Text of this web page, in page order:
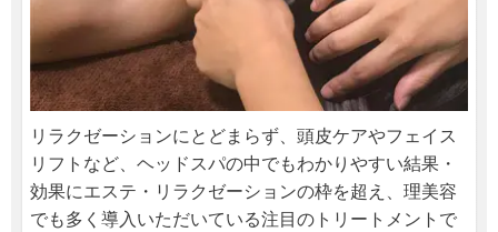
リラクゼーションにとどまらず、頭皮ケアやフェイス
リフトなど、ヘッドスパの中でもわかりやすい結果・
効果にエステ・リラクゼーションの枠を超え、理美容
でも多く導入いただいている注目のトリートメントで